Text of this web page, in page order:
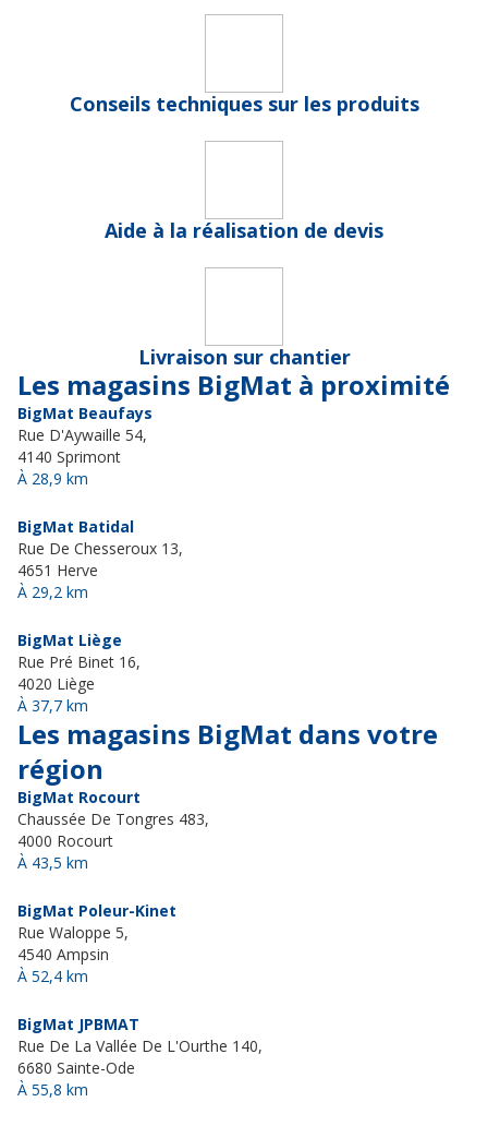
Conseils techniques sur les produits
Aide à la réalisation de devis
Livraison sur chantier
Les magasins BigMat à proximité
BigMat Beaufays
Rue D'Aywaille 54,
4140 Sprimont
À 28,9 km
BigMat Batidal
Rue De Chesseroux 13,
4651 Herve
À 29,2 km
BigMat Liège
Rue Pré Binet 16,
4020 Liège
À 37,7 km
Les magasins BigMat dans votre
région
BigMat Rocourt
Chaussée De Tongres 483,
4000 Rocourt
À 43,5 km
BigMat Poleur-Kinet
Rue Waloppe 5,
4540 Ampsin
À 52,4 km
BigMat JPBMAT
Rue De La Vallée De L'Ourthe 140,
6680 Sainte-Ode
À 55,8 km